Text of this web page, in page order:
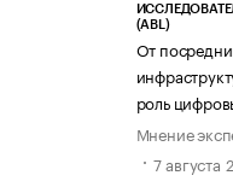
(ABL)
От
роль
Мнение
7 августа